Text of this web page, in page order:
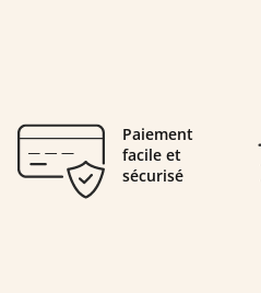
Paiement
facile et
sécurisé